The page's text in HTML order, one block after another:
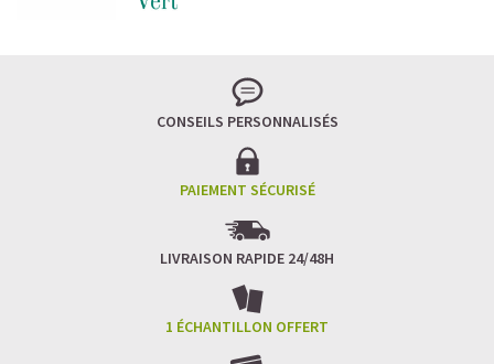
CONSEILS PERSONNALISÉS
PAIEMENT SÉCURISÉ
LIVRAISON RAPIDE 24/48H
1 ÉCHANTILLON OFFERT